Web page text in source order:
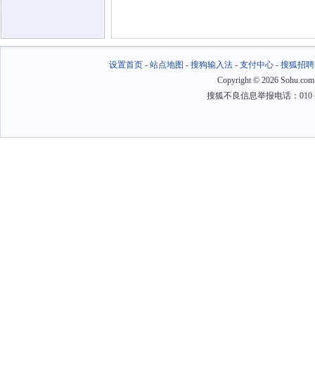
设置首页- 站点地图 - 搜狗输入法- 支付中心- 搜狐招聘
Copyright © 2026
搜狐不良信息举报电话：010